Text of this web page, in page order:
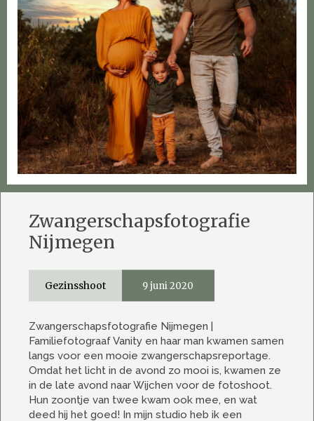
Zwangerschapsfotografie
Nijmegen
9 juni 2020
Gezinsshoot
Zwangerschapsfotografie Nijmegen |
Familiefotograaf Vanity en haar man kwamen samen
langs voor een mooie zwangerschapsreportage.
Omdat het licht in de avond zo mooi is, kwamen ze
in de late avond naar Wijchen voor de fotoshoot.
Hun zoontje van twee kwam ook mee, en wat
deed hij het goed! In mijn studio heb ik een